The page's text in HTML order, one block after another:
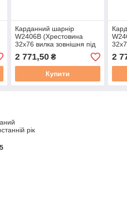
Карданний шарнір
W2406В (Хрестовина
32х76 вилка зовнішня під
трубу L50Н + виделка 21
шліц)
2 771,50₴
Купити
2
рік